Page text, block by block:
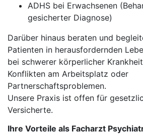
ADHS bei Erwachsenen
gesicherter Diagnose)
Darüber hinaus beraten und
Patienten in herausfordernden
bei schwerer körperlicher
Konflikten am Arbeitsplatz oder
Partnerschaftsproblemen.
Unsere Praxis ist offen für
Versicherte.
Ihre Vorteile als Facharzt